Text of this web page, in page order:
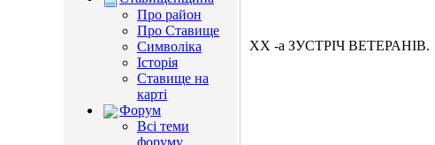
Про район
Про Ставище
Символіка
Історія
Ставище на
карті
Форум
Всі теми
форуму
ХХ -а ЗУСТРІЧ ВЕТЕРАНІВ.